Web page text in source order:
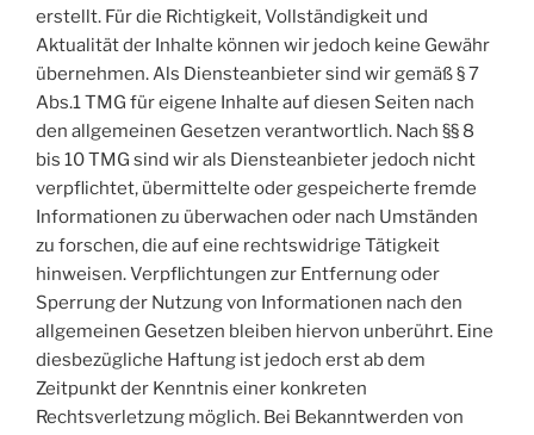
erstellt. Für die Richtigkeit, Vollständigkeit und
Aktualität der Inhalte können wir jedoch keine Gewähr
übernehmen. Als Diensteanbieter sind wir gemäß § 7
Abs.1 TMG für eigene Inhalte auf diesen Seiten nach
den allgemeinen Gesetzen verantwortlich. Nach §§ 8
bis 10 TMG sind wir als Diensteanbieter jedoch nicht
verpflichtet, übermittelte oder gespeicherte fremde
Informationen zu überwachen oder nach Umständen
zu forschen, die auf eine rechtswidrige Tätigkeit
hinweisen. Verpflichtungen zur Entfernung oder
Sperrung der Nutzung von Informationen nach den
allgemeinen Gesetzen bleiben hiervon unberührt. Eine
diesbezügliche Haftung ist jedoch erst ab dem
Zeitpunkt der Kenntnis einer konkreten
Rechtsverletzung möglich. Bei Bekanntwerden von